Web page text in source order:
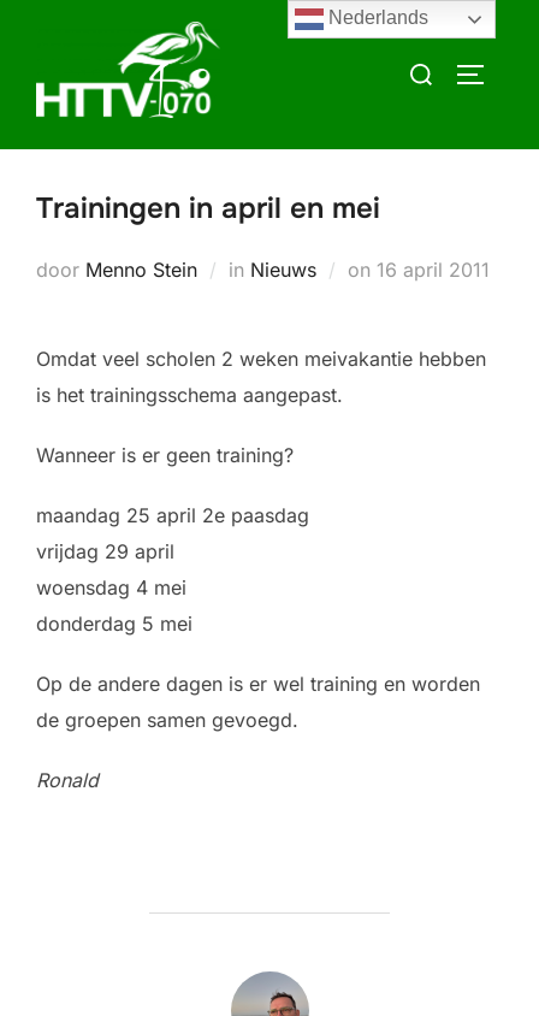
inhoud
Zoek
Trainingen in april en mei
door Menno Stein in Nieuws on Geplaatst
16 april 2011
Omdat veel scholen 2 weken meivakantie hebben
is het trainingsschema aangepast.
Wanneer is er geen training?
maandag 25 april 2e paasdag
vrijdag 29 april
woensdag 4 mei
donderdag 5 mei
Op de andere dagen is er wel training en worden
de groepen samen gevoegd.
Ronald
BERICHTAUTEUR
Nederlands